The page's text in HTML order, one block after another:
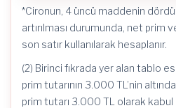
*Cironun, 4 üncü maddenin
artırılması durumunda, net prim
son satır kullanılarak hesaplanır.
(2) Birinci fıkrada yer alan tablo
prim tutarının 3.000 TL’nin
prim tutarı 3.000 TL olarak kabul